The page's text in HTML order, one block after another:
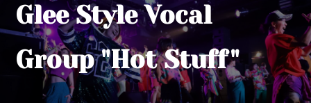
Glee Style Vocal
Group "Hot Stuff"